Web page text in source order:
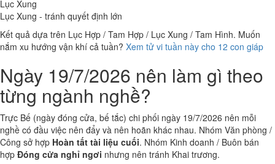
Lục Xung
Lục Xung - tránh quyết định lớn
Kết quả dựa trên Lục Hợp / Tam Hợp / Lục Xung / Tam Hình. Muốn
nắm xu hướng vận khí cả tuần? Xem tử vi tuần này cho 12 con giáp
Ngày 19/7/2026 nên làm gì theo
từng ngành nghề?
Trực Bế (ngày đóng cửa, bế tắc) chi phối ngày 19/7/2026 nên mỗi
nghề có đầu việc nên đẩy và nên hoãn khác nhau. Nhóm Văn phòng /
Công sở hợp Hoàn tất tài liệu cuối. Nhóm Kinh doanh / Buôn bán
hợp Đóng cửa nghỉ ngơi nhưng nên tránh Khai trương.